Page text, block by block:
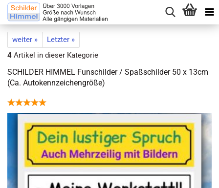
weiter »
Letzter »
4 Artikel in dieser Kategorie
SCHILDER HIMMEL Funschilder / Spaßschilder 50 x 13cm
(Ca. Autokennzeichengröße)